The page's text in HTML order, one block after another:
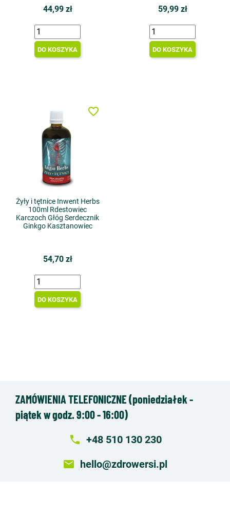
44,99 zł
DO KOSZYKA
59,99 zł
DO KOSZYKA
Żyły i tętnice Inwent Herbs
100ml Rdestowiec
Karczoch Głóg Serdecznik
Ginkgo Kasztanowiec
54,70 zł
DO KOSZYKA
favorite_border
ZAMÓWIENIA TELEFONICZNE (poniedziałek -
piątek w godz. 9:00 - 16:00)
local_phone +48 510 130 230
email hello@zdrowersi.pl